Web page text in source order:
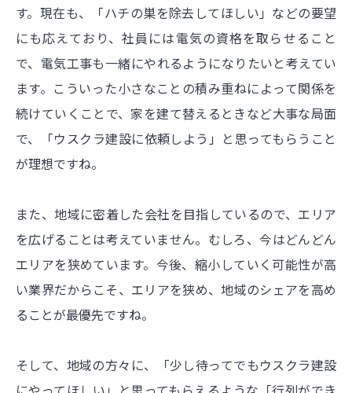
す。現在も、「ハチの巣を除去してほしい」などの要望
にも応えており、社員には電気の資格を取らせること
で、電気工事も一緒にやれるようになりたいと考えてい
ます。こういった小さなことの積み重ねによって関係を
続けていくことで、家を建て替えるときなど大事な局面
で、「ウスクラ建設に依頼しよう」と思ってもらうこと
が理想ですね。
また、地域に密着した会社を目指しているので、エリア
を広げることは考えていません。むしろ、今はどんどん
エリアを狭めています。今後、縮小していく可能性が高
い業界だからこそ、エリアを狭め、地域のシェアを高め
ることが最優先ですね。
そして、地域の方々に、「少し待ってでもウスクラ建設